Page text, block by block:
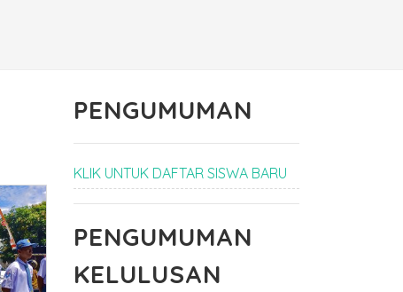
PENDAFTARAN
SISWA BARU
TAHUN 2025
PEMBEKALAN
PRAKERIND
TAHUN
PENGUMUMAN
KLIK UNTUK DAFTAR SISWA BARU
PENGUMUMAN
KELULUSAN